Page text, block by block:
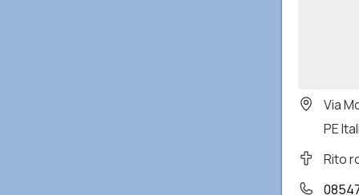
Via
PE
Rito